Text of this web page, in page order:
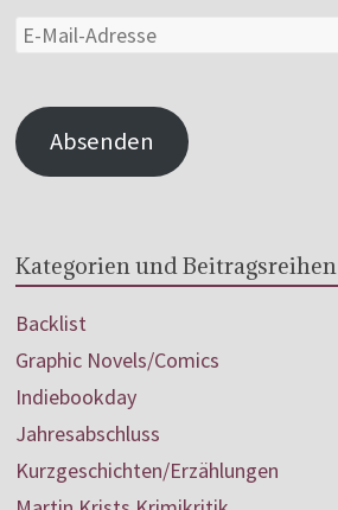
Absenden
Kategorien und Beitragsreihen
Backlist
Graphic Novels/Comics
Indiebookday
Jahresabschluss
Kurzgeschichten/Erzählungen